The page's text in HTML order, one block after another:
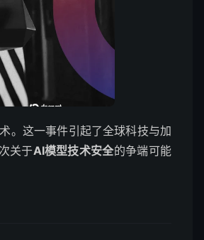
。这一事件引起了全球科技与加
关于AI模型技术安全的争端可能